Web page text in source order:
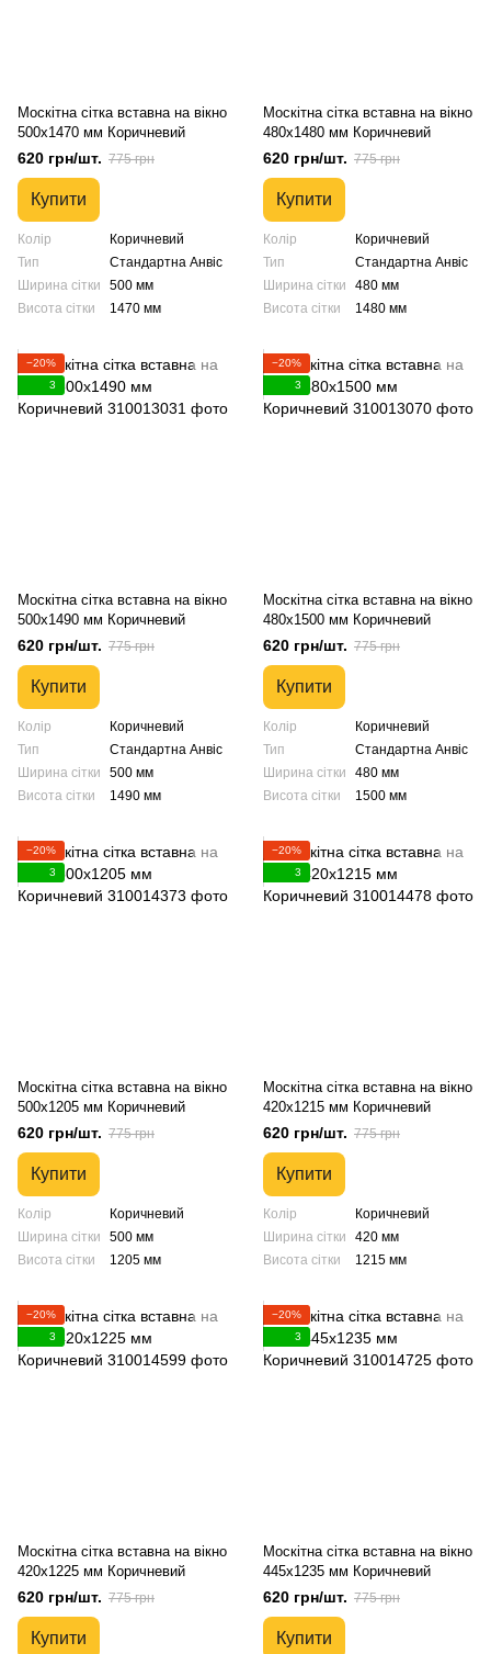
Москітна сітка вставна на вікно
500х1470 мм Коричневий
620 грн/шт. 775 грн
Купити
Колір
Коричневий
Тип
Стандартна Анвіс
Ширина сітки
500 мм
Висота сітки
1470 мм
Москітна сітка вставна на вікно
480х1480 мм Коричневий
620 грн/шт. 775 грн
Купити
Колір
Коричневий
Тип
Стандартна Анвіс
Ширина сітки
480 мм
Висота сітки
1480 мм
−20%
3
Москітна сітка вставна на вікно
500х1490 мм Коричневий
620 грн/шт. 775 грн
Купити
Колір
Коричневий
Тип
Стандартна Анвіс
Ширина сітки
500 мм
Висота сітки
1490 мм
−20%
3
Москітна сітка вставна на вікно
480х1500 мм Коричневий
620 грн/шт. 775 грн
Купити
Колір
Коричневий
Тип
Стандартна Анвіс
Ширина сітки
480 мм
Висота сітки
1500 мм
−20%
3
Москітна сітка вставна на вікно
500х1205 мм Коричневий
620 грн/шт. 775 грн
Купити
Колір
Коричневий
Ширина сітки
500 мм
Висота сітки
1205 мм
−20%
3
Москітна сітка вставна на вікно
420х1215 мм Коричневий
620 грн/шт. 775 грн
Купити
Колір
Коричневий
Ширина сітки
420 мм
Висота сітки
1215 мм
−20%
3
Москітна сітка вставна на вікно
420х1225 мм Коричневий
620 грн/шт. 775 грн
Купити
−20%
3
Москітна сітка вставна на вікно
445х1235 мм Коричневий
620 грн/шт. 775 грн
Купити